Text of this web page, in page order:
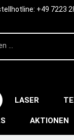
+49 7223
LASER
AKTIONEN